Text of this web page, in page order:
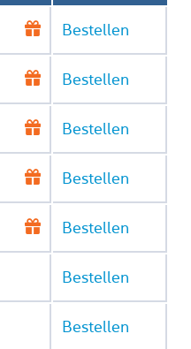
Bestellen
Bestellen
Bestellen
Bestellen
Bestellen
Bestellen
Bestellen